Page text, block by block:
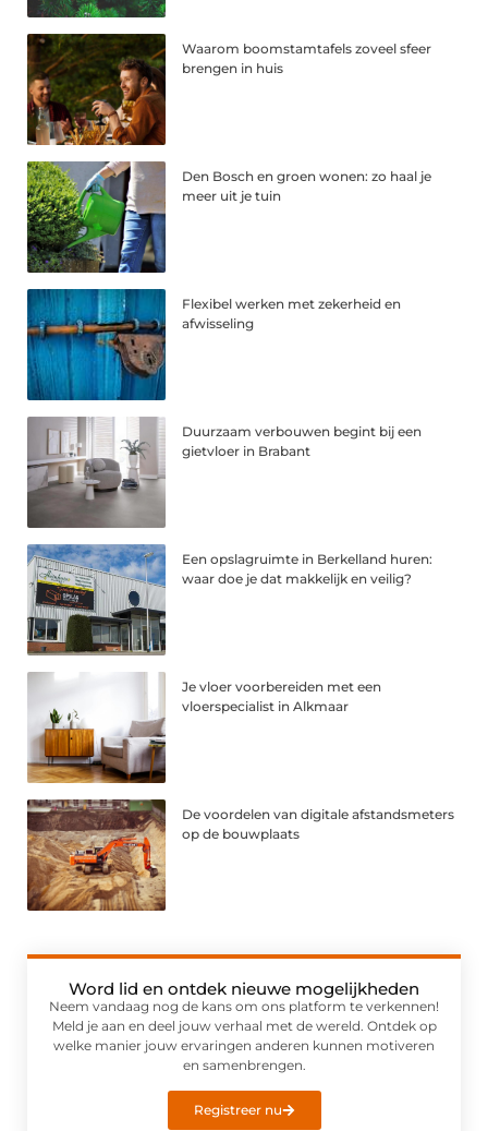
Waarom boomstamtafels zoveel sfeer
brengen in huis
Den Bosch en groen wonen: zo haal je
meer uit je tuin
Flexibel werken met zekerheid en
afwisseling
Duurzaam verbouwen begint bij een
gietvloer in Brabant
Een opslagruimte in Berkelland huren:
waar doe je dat makkelijk en veilig?
Je vloer voorbereiden met een
vloerspecialist in Alkmaar
De voordelen van digitale afstandsmeters
op de bouwplaats
Word lid en ontdek nieuwe mogelijkheden
Neem vandaag nog de kans om ons platform te verkennen!
Meld je aan en deel jouw verhaal met de wereld. Ontdek op
welke manier jouw ervaringen anderen kunnen motiveren
en samenbrengen.
Registreer nu